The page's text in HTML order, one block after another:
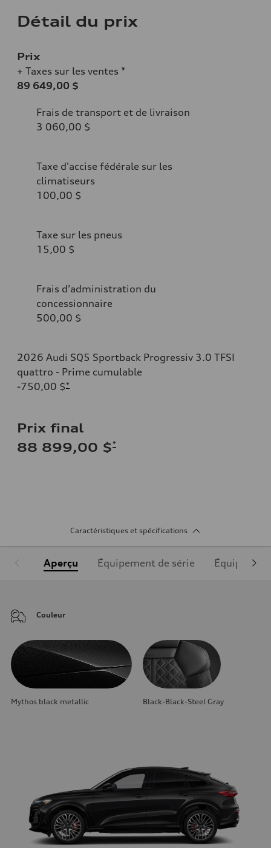
Détail du prix
Prix
+ Taxes sur les ventes *
89 649,00 $
Frais de transport et de livraison
3 060,00 $
Taxe d'accise fédérale sur les
climatiseurs
100,00 $
Taxe sur les pneus
15,00 $
Frais d’administration du
concessionnaire
500,00 $
2026 Audi SQ5 Sportback Progressiv 3.0 TFSI
quattro - Prime cumulable
-750,00 $*
Prix final
88 899,00 $*
Caractéristiques et spécifications
Aperçu Équipement de série
Couleur
Mythos black metallic Black-Black-Steel Gray